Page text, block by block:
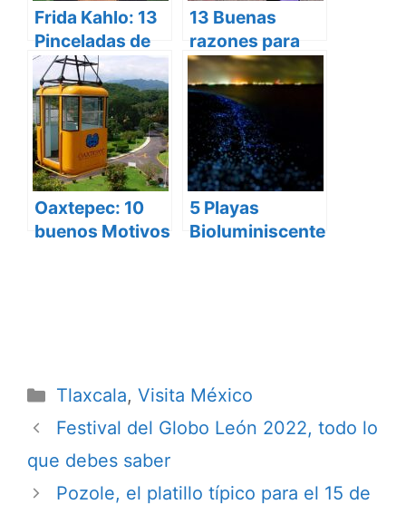
Frida Kahlo: 13
Pinceladas de
su Apasionada
Vida
13 Buenas
razones para
viajar más a
menudo
Oaxtepec: 10
buenos Motivos
5 Playas
Bioluminiscente
Categorías
Tlaxcala, Visita México
Festival del Globo León 2022, todo lo
que debes saber
Pozole, el platillo típico para el 15 de